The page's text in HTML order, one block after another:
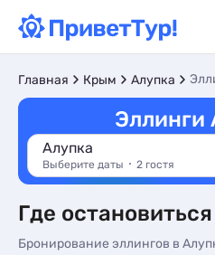
Главная Крым Алупка
Эллинги
Алупка
Выберите даты 2 гостя
Где
Бронирование эллингов в